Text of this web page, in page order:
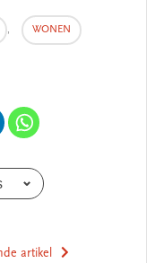
, WONEN
artikel